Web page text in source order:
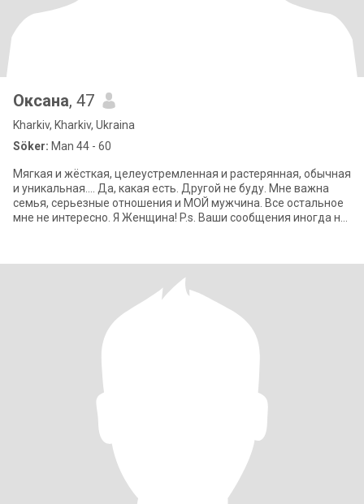
Оксана, 47
Kharkiv, Kharkiv, Ukraina
Söker: Man 44 - 60
Мягкая и жёсткая, целеустремленная и растерянная, обычная
и уникальная.... Да, какая есть. Другой не буду. Мне важна
семья, серьезные отношения и МОЙ мужчина. Все остальное
мне не интересно. Я Женщина! P.s. Ваши сообщения иногда не